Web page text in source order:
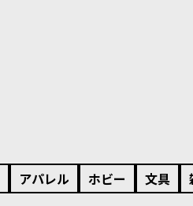
アパレル ホビー 文具